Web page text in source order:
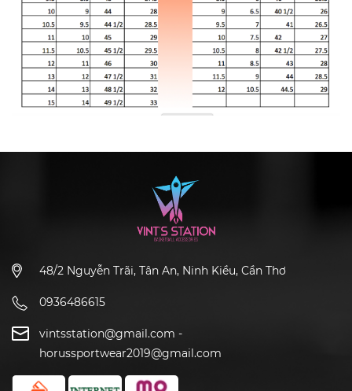
48/2 Nguyễn Trãi, Tân An, Ninh Kiều, Cần Thơ
0936486615
vintsstation@gmail.com -
horussportwear2019@gmail.com